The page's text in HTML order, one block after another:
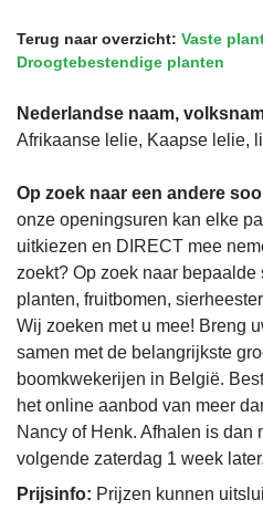
Terug naar overzicht: Vaste
Droogtebestendige planten
Nederlandse naam,
Afrikaanse lelie, Kaapse lelie,
Op zoek naar een andere
onze openingsuren kan elke
uitkiezen en DIRECT mee
zoekt? Op zoek naar
planten, fruitbomen,
Wij zoeken met u mee! Breng
samen met de belangrijkste
boomkwekerijen in België.
het online aanbod van meer
Nancy of Henk. Afhalen is dan
volgende zaterdag 1 week later.
Prijsinfo: Prijzen kunnen